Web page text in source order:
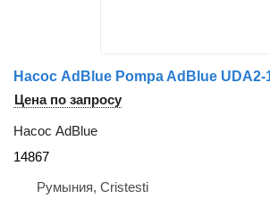
Цена по запросу
Насос AdBlue
14867
Румыния, Cristesti